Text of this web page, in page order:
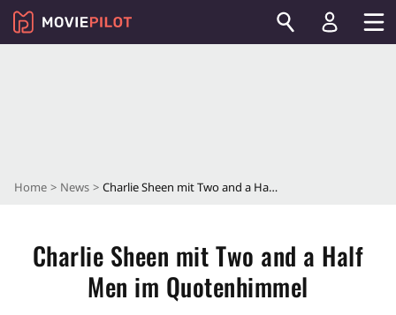
Home News Charlie Sheen mit Two and a Half Men im Quotenhimmel
Charlie Sheen mit Two and a Half
Men im Quotenhimmel